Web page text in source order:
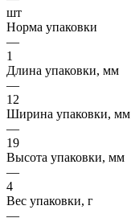
шт
Норма упаковки
—
1
Длина упаковки, мм
—
12
Ширина упаковки, мм
—
19
Высота упаковки, мм
—
4
Вес упаковки, г
—